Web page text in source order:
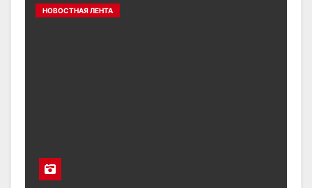
НОВОСТНАЯ ЛЕНТА